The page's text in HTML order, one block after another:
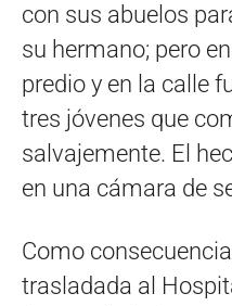
con sus abuelos
su hermano; pero
predio y en la calle
tres jóvenes que
salvajemente. El
en una cámara de
Como
trasladada al